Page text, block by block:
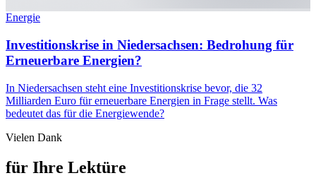
Energie
Investitionskrise in Niedersachsen: Bedrohung für
Erneuerbare Energien?
In Niedersachsen steht eine Investitionskrise bevor, die 32
Milliarden Euro für erneuerbare Energien in Frage stellt. Was
bedeutet das für die Energiewende?
Vielen Dank
für Ihre Lektüre